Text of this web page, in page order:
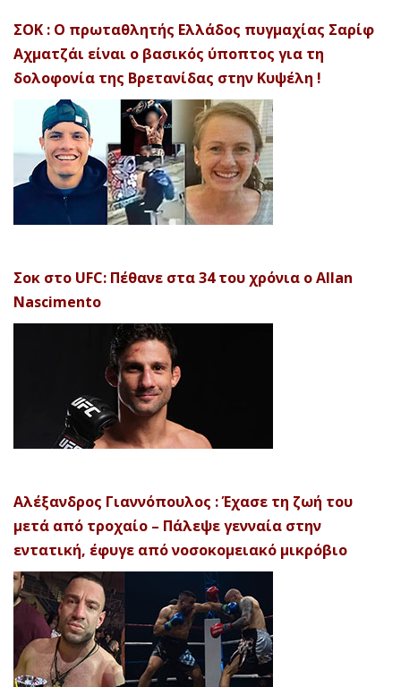
ΣΟΚ : Ο πρωταθλητής Ελλάδος πυγμαχίας Σαρίφ
Αχματζάι είναι ο βασικός ύποπτος για τη
δολοφονία της Βρετανίδας στην Κυψέλη !
Σοκ στο UFC: Πέθανε στα 34 του χρόνια ο Allan
Nascimento
Αλέξανδρος Γιαννόπουλος : Έχασε τη ζωή του
μετά από τροχαίο – Πάλεψε γενναία στην
εντατική, έφυγε από νοσοκομειακό μικρόβιο